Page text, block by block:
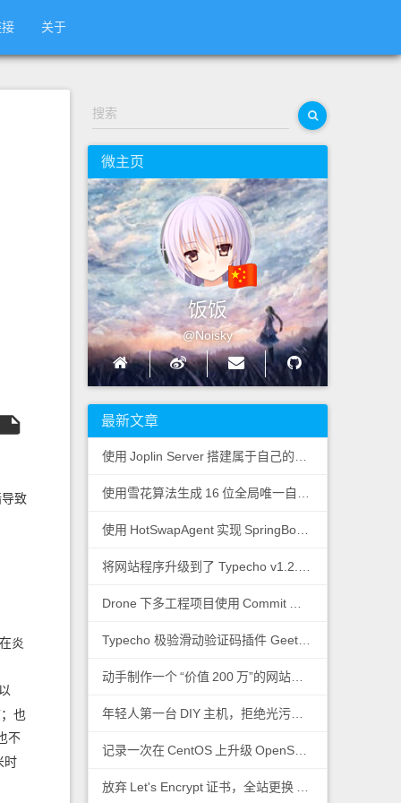
关于
致
炎
也
不
时
搜索
微主页
饭饭
@Noisky
最新文章
使用 Joplin Server搭建属于自己的私有云笔记
使用雪花算法生成 16 位全局唯一自增
使用 HotSwapAgent 实现 SpringBoot
Drone 下多工程项目使用 Commit
动手制作一个“价值 200万”的网站图标
年轻人第一台 DIY 主机，拒绝光污染！
记录一次在CentOS 上升级 OpenSSL
放弃 Let's Encrypt证书，全站更换